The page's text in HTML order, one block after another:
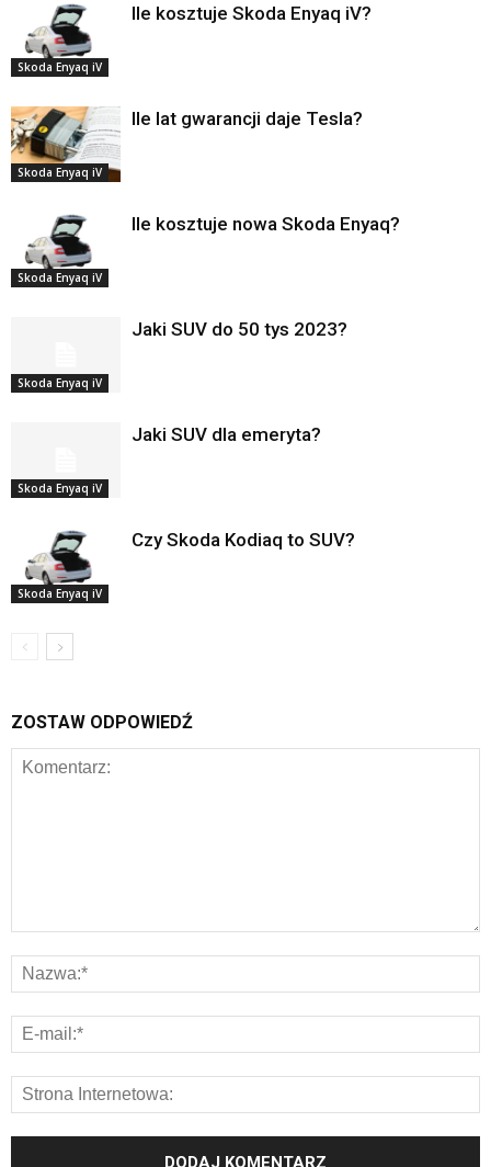
Skoda Enyaq iV
Ile kosztuje Skoda Enyaq iV?
Skoda Enyaq iV
Ile lat gwarancji daje Tesla?
Skoda Enyaq iV
Ile kosztuje nowa Skoda Enyaq?
Skoda Enyaq iV
Jaki SUV do 50 tys 2023?
Skoda Enyaq iV
Jaki SUV dla emeryta?
Skoda Enyaq iV
Czy Skoda Kodiaq to SUV?
ZOSTAW ODPOWIEDŹ